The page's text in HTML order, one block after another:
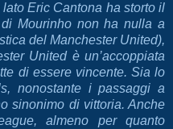
Eric Cantona ha storto il
Mourinho non ha nulla a
del Manchester United),
United è un’accoppiata
di essere vincente. Sia lo
nonostante i passaggi a
sinonimo di vittoria. Anche
almeno per quanto